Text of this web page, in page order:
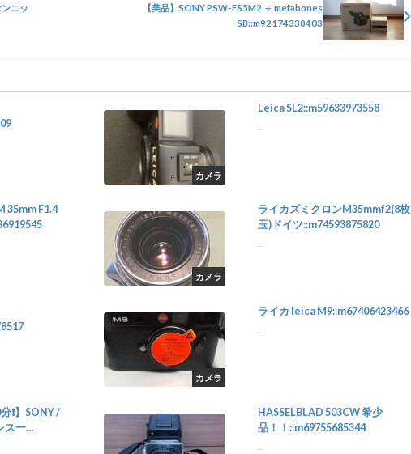
ニッ
【美品】SONY PSW-FS5M2 ＋ metabones
SB::m92174338403
カメラ
Leica SL2::m59633973558
35mm F1.4
カメラ
ライカズミクロンM35mmf2(8枚
玉)ドイツ::m74593875820
...
カメラ
ライカ leica M9::m67406423466
❗️】SONY /
ス一
HASSELBLAD 503CW 希少
品！！::m69755685344